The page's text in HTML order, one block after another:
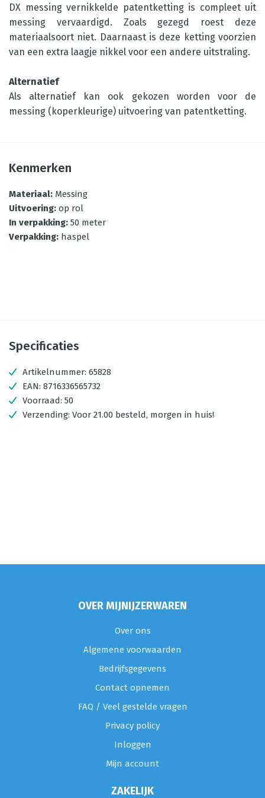
DX messing vernikkelde patentketting is compleet uit
messing vervaardigd. Zoals gezegd roest deze
materiaalsoort niet. Daarnaast is deze ketting voorzien
van een extra laagje nikkel voor een andere uitstraling.
Alternatief
Als alternatief kan ook gekozen worden voor de
messing (koperkleurige) uitvoering van patentketting.
Kenmerken
Materiaal: Messing
Uitvoering: op rol
In verpakking: 50 meter
Verpakking: haspel
Specificaties
Artikelnummer: 65828
EAN: 8716336565732
Voorraad: 50
Verzending: Voor 21.00 besteld, morgen in huis!
OVER MIJNIJZERWAREN
Over ons
Algemene voorwaarden
Bedrijfsgegevens
Contact opnemen
FAQ / Veel gestelde vragen
Privacy policy
Inloggen
Mijn account
ZAKELIJK